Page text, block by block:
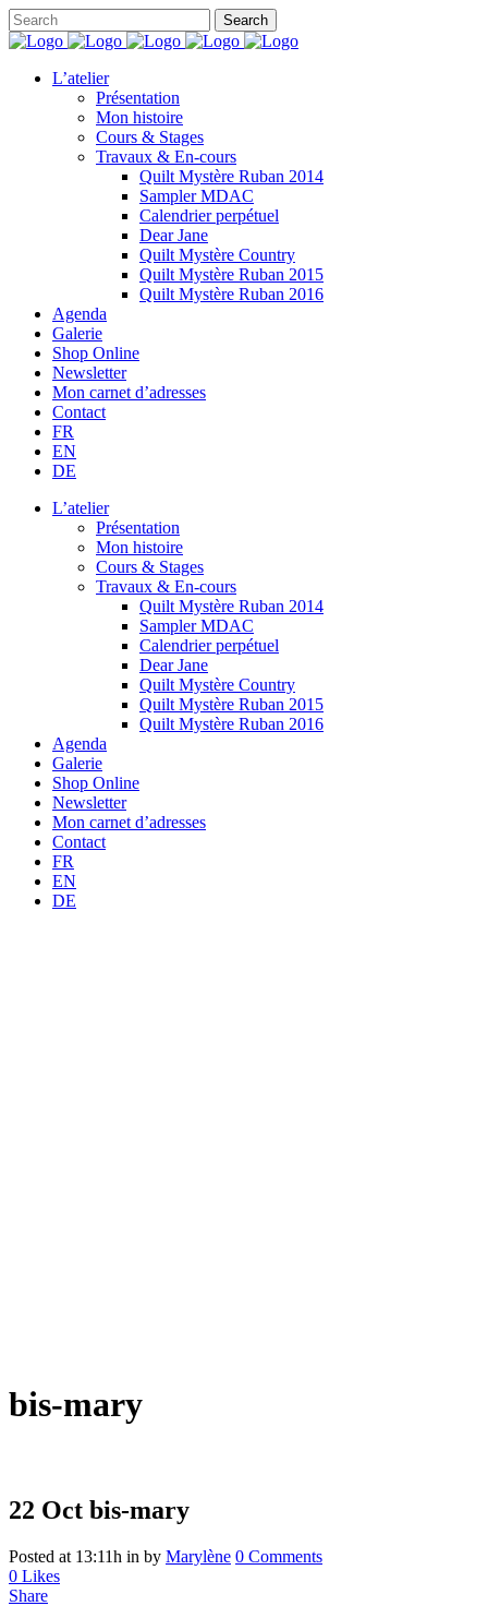
L’atelier
Présentation
Mon histoire
Cours & Stages
Travaux & En-cours
Quilt Mystère Ruban 2014
Sampler MDAC
Calendrier perpétuel
Dear Jane
Quilt Mystère Country
Quilt Mystère Ruban 2015
Quilt Mystère Ruban 2016
Agenda
Galerie
Shop Online
Newsletter
Mon carnet d’adresses
Contact
FR
EN
DE
L’atelier
Présentation
Mon histoire
Cours & Stages
Travaux & En-cours
Quilt Mystère Ruban 2014
Sampler MDAC
Calendrier perpétuel
Dear Jane
Quilt Mystère Country
Quilt Mystère Ruban 2015
Quilt Mystère Ruban 2016
Agenda
Galerie
Shop Online
Newsletter
Mon carnet d’adresses
Contact
FR
EN
DE
bis-mary
22 Oct bis-mary
Posted at 13:11h in by Marylène 0 Comments
0 Likes
Share